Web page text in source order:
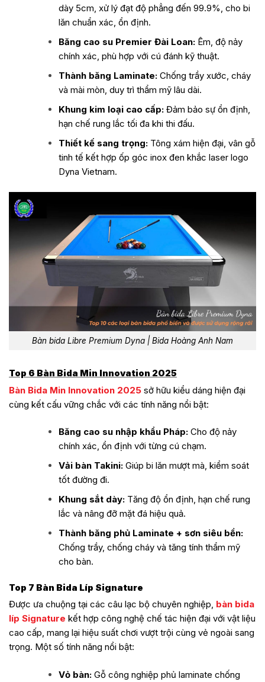
dày 5cm, xử lý đạt độ phẳng đến 99.9%, cho bi
lăn chuẩn xác, ổn định.
Băng cao su Premier Đài Loan: Êm, độ nảy
chính xác, phù hợp với cú đánh kỹ thuật.
Thành băng Laminate: Chống trầy xước, cháy
và mài mòn, duy trì thẩm mỹ lâu dài.
Khung kim loại cao cấp: Đảm bảo sự ổn định,
hạn chế rung lắc tối đa khi thi đấu.
Thiết kế sang trọng: Tông xám hiện đại, vân gỗ
tinh tế kết hợp ốp góc inox đen khắc laser logo
Dyna Vietnam.
Bàn bida Libre Premium Dyna | Bida Hoàng Anh Nam
Top 6 Bàn Bida Min Innovation 2025
Bàn Bida Min Innovation 2025 sở hữu kiểu dáng hiện đại
cùng kết cấu vững chắc với các tính năng nổi bật:
Băng cao su nhập khẩu Pháp: Cho độ nảy
chính xác, ổn định với từng cú chạm.
Vải bàn Takini: Giúp bi lăn mượt mà, kiểm soát
tốt đường đi.
Khung sắt dày: Tăng độ ổn định, hạn chế rung
lắc và nâng đỡ mặt đá hiệu quả.
Thành băng phủ Laminate + sơn siêu bền:
Chống trầy, chống cháy và tăng tính thẩm mỹ
cho bàn.
Top 7 Bàn Bida Líp Signature
Được ưa chuộng tại các câu lạc bộ chuyên nghiệp, bàn bida
líp Signature kết hợp công nghệ chế tác hiện đại với vật liệu
cao cấp, mang lại hiệu suất chơi vượt trội cùng vẻ ngoài sang
trọng. Một số tính năng nổi bật:
Vỏ bàn: Gỗ công nghiệp phủ laminate chống